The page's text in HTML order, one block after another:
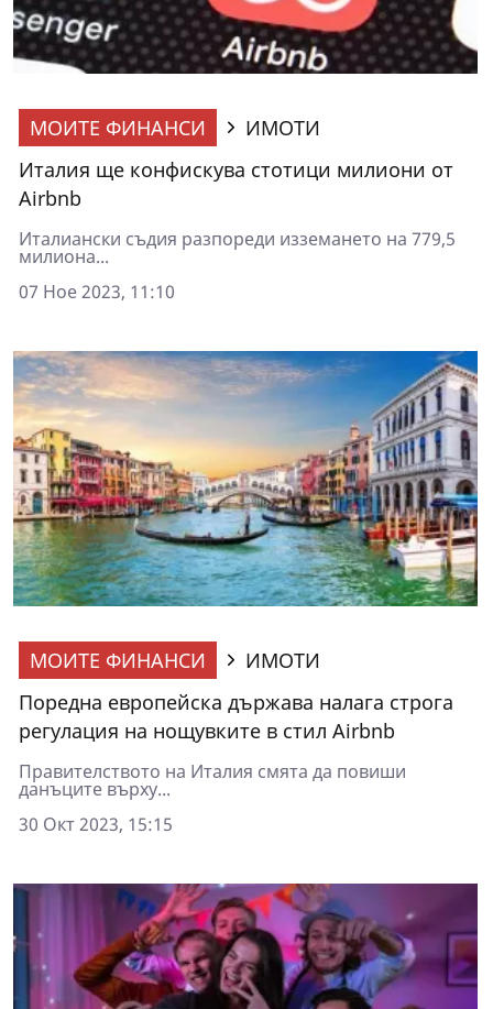
МОИТЕ ФИНАНСИ
ИМОТИ
Италия ще конфискува стотици милиони от
Airbnb
Италиански съдия разпореди изземането на 779,5
милиона...
07 Ное 2023, 11:10
МОИТЕ ФИНАНСИ
ИМОТИ
Поредна европейска държава налага строга
регулация на нощувките в стил Airbnb
Правителството на Италия смята да повиши
данъците върху...
30 Окт 2023, 15:15